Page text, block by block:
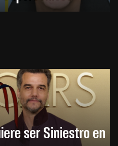
ser Siniestro en